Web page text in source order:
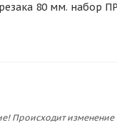
80 мм. набор
Происходит изменение